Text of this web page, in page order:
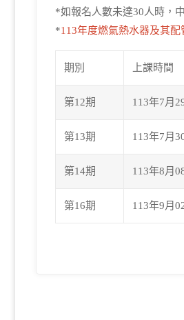
*如報名人數未達30人時，
*113年度燃氣熱水器及其
期別 上課時間
第12期 113年7月
第13期 113年7月
第14期 113年8月
第16期 113年9月